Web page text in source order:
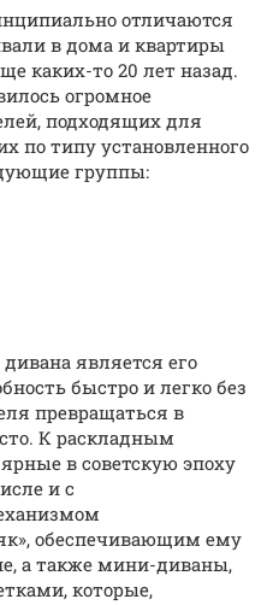
отличаются
в дома и квартиры
каких-то 20 лет назад.
огромное
подходящих для
по типу установленного
группы:
является его
быстро и легко без
превращаться в
К раскладным
в советскую эпоху
и с
обеспечивающим ему
а также мини-диваны,
которые,